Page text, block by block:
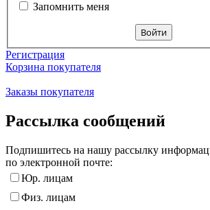
Запомнить меня
Регистрация
Корзина покупателя
Заказы покупателя
Рассылка сообщений
Подпишитесь на нашу рассылку
по электронной почте:
Юр. лицам
Физ. лицам